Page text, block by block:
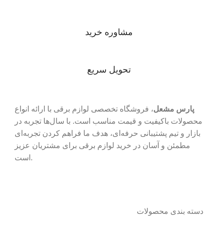
مشاوره خرید
تحویل سریع
پارس مشعل، فروشگاه تخصصی لوازم برقی با ارائه انواع
محصولات باکیفیت و قیمت مناسب است. با سال‌ها تجربه در
بازار و تیم پشتیبانی حرفه‌ای، هدف ما فراهم کردن تجربه‌ای
مطمئن و آسان در خرید لوازم برقی برای مشتریان عزیز
است.
دسته بندی محصولات